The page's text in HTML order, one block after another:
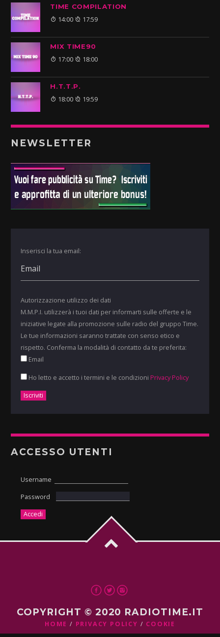
TIME COMPILATION
14:00 17:59
MIX TIME90
17:00 18:00
H.T.T.P.
18:00 19:59
NEWSLETTER
Inserisci la tua email:
Autorizzazione utilizzo dei dati
M.M.P.I. utilizzerà i tuoi dati per informarti sulle offerte e le
iniziative legate alla promozione sulle radio del gruppo Time.
Le tue informazioni saranno trattate con senso etico e
rispetto. Conferma la modalità di contatto da te preferita:
Email
Ho letto e accetto i termini e le condizioni Privacy Policy
ACCESSO UTENTI
Username
Password
COPYRIGHT © 2020 RADIOTIME.IT
HOME PRIVACY POLICY COOKIE